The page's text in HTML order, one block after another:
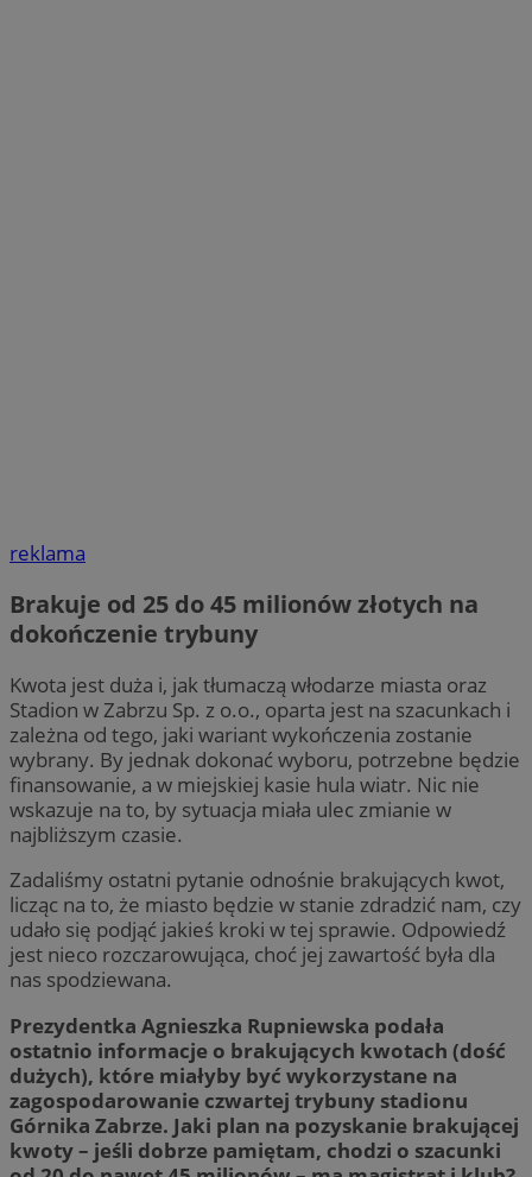
reklama
Brakuje od 25 do 45 milionów złotych na
dokończenie trybuny
Kwota jest duża i, jak tłumaczą włodarze miasta oraz
Stadion w Zabrzu Sp. z o.o., oparta jest na szacunkach i
zależna od tego, jaki wariant wykończenia zostanie
wybrany. By jednak dokonać wyboru, potrzebne będzie
finansowanie, a w miejskiej kasie hula wiatr. Nic nie
wskazuje na to, by sytuacja miała ulec zmianie w
najbliższym czasie.
Zadaliśmy ostatni pytanie odnośnie brakujących kwot,
licząc na to, że miasto będzie w stanie zdradzić nam, czy
udało się podjąć jakieś kroki w tej sprawie. Odpowiedź
jest nieco rozczarowująca, choć jej zawartość była dla
nas spodziewana.
Prezydentka Agnieszka Rupniewska podała
ostatnio informacje o brakujących kwotach (dość
dużych), które miałyby być wykorzystane na
zagospodarowanie czwartej trybuny stadionu
Górnika Zabrze. Jaki plan na pozyskanie brakującej
kwoty – jeśli dobrze pamiętam, chodzi o szacunki